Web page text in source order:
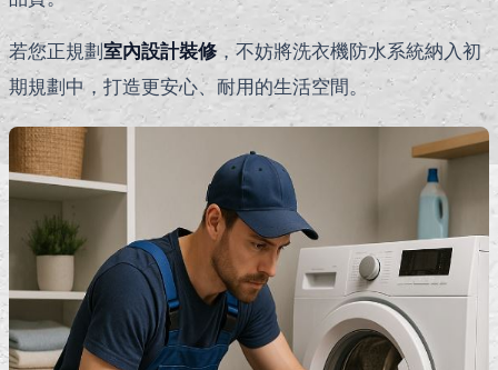
若您正規劃室內設計裝修，不妨將洗衣機防水系統納入初
期規劃中，打造更安心、耐用的生活空間。